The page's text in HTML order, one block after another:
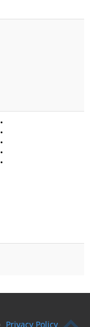
•
•
•
•
•
Privacy Policy